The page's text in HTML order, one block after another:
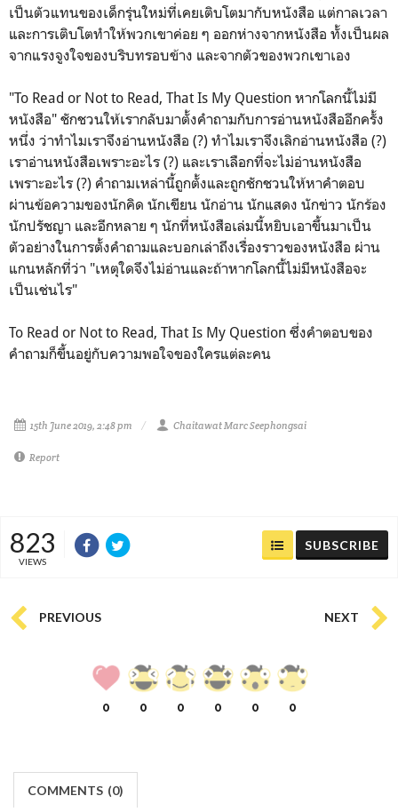
เป็นตัวแทนของเด็กรุ่นใหม่ที่เคยเติบโตมากับหนังสือ แต่กาลเวลา
และการเติบโตทำให้พวกเขาค่อย ๆ ออกห่างจากหนังสือ ทั้งเป็นผล
จากแรงจูงใจของบริบทรอบข้าง และจากตัวของพวกเขาเอง
"To Read or Not to Read, That Is My Question หากโลกนี้ไม่มี
หนังสือ" ชักชวนให้เรากลับมาตั้งคำถามกับการอ่านหนังสืออีกครั้ง
หนึ่ง ว่าทำไมเราจึงอ่านหนังสือ (?) ทำไมเราจึงเลิกอ่านหนังสือ (?)
เราอ่านหนังสือเพราะอะไร (?) และเราเลือกที่จะไม่อ่านหนังสือ
เพราะอะไร (?) คำถามเหล่านี้ถูกตั้งและถูกชักชวนให้หาคำตอบ
ผ่านข้อความของนักคิด นักเขียน นักอ่าน นักแสดง นักข่าว นักร้อง
นักปรัชญา และอีกหลาย ๆ นักที่หนังสือเล่มนี้หยิบเอาขึ้นมาเป็น
ตัวอย่างในการตั้งคำถามและบอกเล่าถึงเรื่องราวของหนังสือ ผ่าน
แกนหลักที่ว่า "เหตุใดจึงไม่อ่านและถ้าหากโลกนี้ไม่มีหนังสือจะ
เป็นเช่นไร"
To Read or Not to Read, That Is My Question ซึ่งคำตอบของ
คำถามก็ขึ้นอยู่กับความพอใจของใครแต่ละคน
15th June 2019, 2:48 pm Chaitawat Marc Seephongsai
Report
823
VIEWS
SUBSCRIBE
PREVIOUS NEXT
0 0 0 0 0 0
COMMENTS (0)